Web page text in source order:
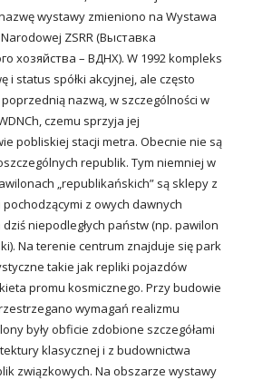
wystawy zmieniono na Wystawa
ZSRR (Выставка
хозяйства – ВДНХ). W 1992 kompleks
i status spółki akcyjnej, ale często
nazwą, w szczególności w
czemu sprzyja jej
pobliskiej stacji metra. Obecnie nie są
republik. Tym niemniej w
„republikańskich” są sklepy z
z owych dawnych
niepodległych państw (np. pawilon
Na terenie centrum znajduje się park
takie jak repliki pojazdów
promu kosmicznego. Przy budowie
wymagań realizmu
były obficie zdobione szczegółami
klasycznej i z budownictwa
związkowych. Na obszarze wystawy